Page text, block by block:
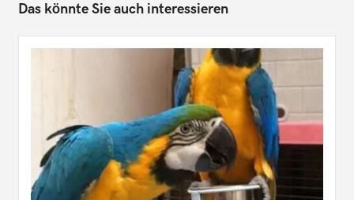
Das könnte Sie auch interessieren